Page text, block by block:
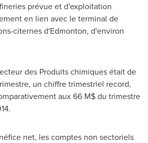
prévue et d'exploitation
en lien avec le terminal de
citernes d'Edmonton, d'environ
des Produits chimiques était de
un chiffre trimestriel record,
aux 66 M$ du trimestre
net, les comptes non sectoriels